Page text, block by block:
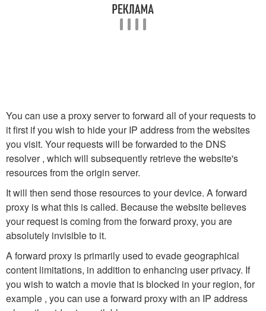
You can use a proxy server to forward all of your requests to
it first if you wish to hide your IP address from the websites
you visit. Your requests will be forwarded to the DNS
resolver , which will subsequently retrieve the website's
resources from the origin server.
It will then send those resources to your device. A forward
proxy is what this is called. Because the website believes
your request is coming from the forward proxy, you are
absolutely invisible to it.
A forward proxy is primarily used to evade geographical
content limitations, in addition to enhancing user privacy. If
you wish to watch a movie that is blocked in your region, for
example , you can use a forward proxy with an IP address